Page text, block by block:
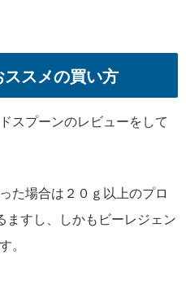
スメの買い方
スプーンのレビューをして
た場合は２０ｇ以上のプロ
ますし、しかもビーレジェン
。